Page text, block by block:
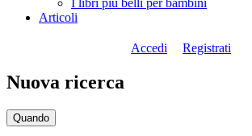
Articoli
Accedi Registrati
Nuova ricerca
Quando